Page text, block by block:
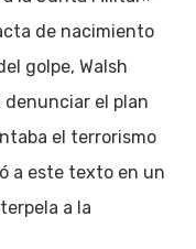
de nacimiento
golpe, Walsh
el plan
el terrorismo
a este texto en un
a la